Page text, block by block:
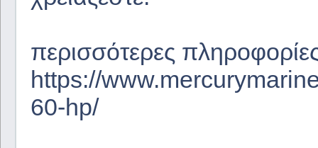
περισσότερες
https://
60-hp/